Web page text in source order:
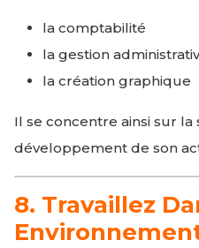
la comptabilité
la gestion
la création graphique
Il se concentre ainsi sur la
développement de son
8. Travaillez